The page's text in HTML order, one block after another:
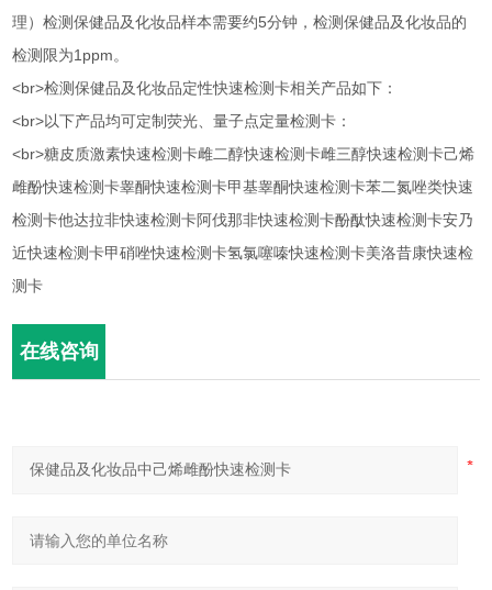
理）检测保健品及化妆品样本需要约5分钟，检测保健品及化妆品的
检测限为1ppm。
<br>检测保健品及化妆品定性快速检测卡相关产品如下：
<br>以下产品均可定制荧光、量子点定量检测卡：
<br>糖皮质激素快速检测卡雌二醇快速检测卡雌三醇快速检测卡己烯
雌酚快速检测卡睾酮快速检测卡甲基睾酮快速检测卡苯二氮唑类快速
检测卡他达拉非快速检测卡阿伐那非快速检测卡酚酞快速检测卡安乃
近快速检测卡甲硝唑快速检测卡氢氯噻嗪快速检测卡美洛昔康快速检
测卡
在线咨询